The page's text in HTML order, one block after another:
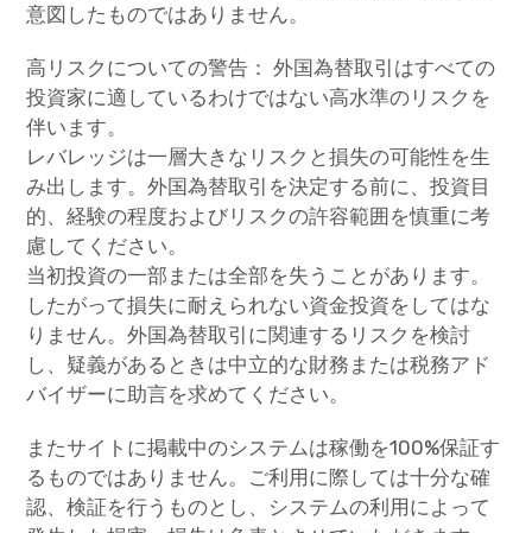
意図したものではありません。
高リスクについての警告： 外国為替取引はすべての
投資家に適しているわけではない高水準のリスクを
伴います。
レバレッジは一層大きなリスクと損失の可能性を生
み出します。外国為替取引を決定する前に、投資目
的、経験の程度およびリスクの許容範囲を慎重に考
慮してください。
当初投資の一部または全部を失うことがあります。
したがって損失に耐えられない資金投資をしてはな
りません。外国為替取引に関連するリスクを検討
し、疑義があるときは中立的な財務または税務アド
バイザーに助言を求めてください。
またサイトに掲載中のシステムは稼働を100%保証す
るものではありません。ご利用に際しては十分な確
認、検証を行うものとし、システムの利用によって